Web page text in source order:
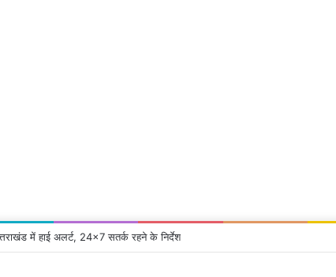
में हाई अलर्ट, 24×7 सतर्क रहने के निर्देश